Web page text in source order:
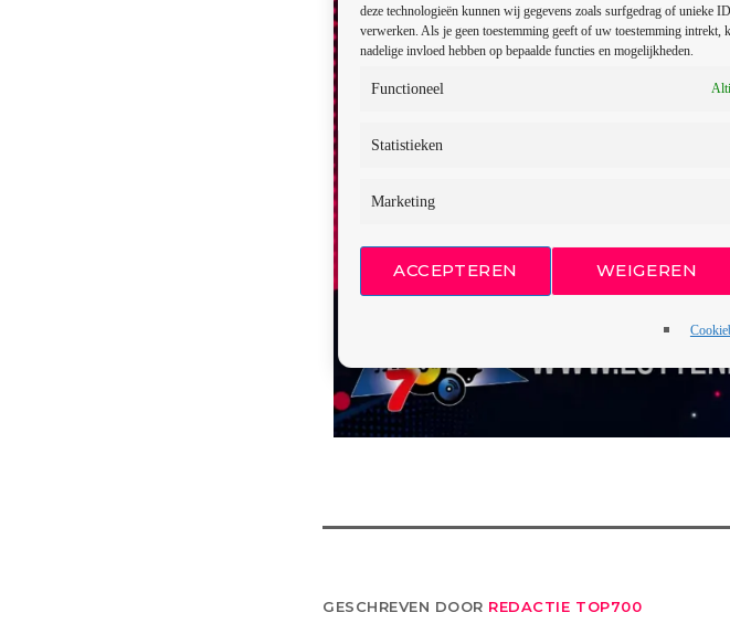
deze technologieën kunnen wij gegevens zoals surfgedrag of unieke
verwerken. Als je geen toestemming geeft of uw toestemming intrekt,
nadelige invloed hebben op bepaalde functies en mogelijkheden.
Functioneel
Statistieken
Marketing
ACCEPTEREN WEIGEREN
GESCHREVEN DOOR REDACTIE TOP700